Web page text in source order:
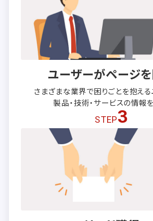
ユーザーがページ
さまざまな業界で困りごとを抱える
製品・技術・サービスの情報
STEP3